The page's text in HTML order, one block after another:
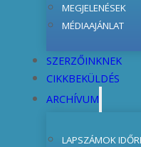
MEGJELENÉSEK
MÉDIAAJÁNLAT
SZERZŐINKNEK
CIKKBEKÜLDÉS
ARCHÍVUM
LAPSZÁMOK